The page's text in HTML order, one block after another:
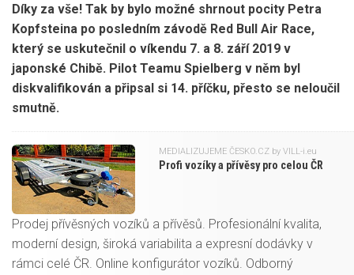
Díky za vše! Tak by bylo možné shrnout pocity Petra
Kopfsteina po posledním závodě Red Bull Air Race,
který se uskutečnil o víkendu 7. a 8. září 2019 v
japonské Chibě. Pilot Teamu Spielberg v něm byl
diskvalifikován a připsal si 14. příčku, přesto se neloučil
smutně.
MEDIALIZUJEME ČESKO.CZ by VILL-i.eu
Profi vozíky a přívěsy pro celou ČR
Prodej přívěsných vozíků a přívěsů. Profesionální kvalita,
moderní design, široká variabilita a expresní dodávky v
rámci celé ČR. Online konfigurátor vozíků. Odborný